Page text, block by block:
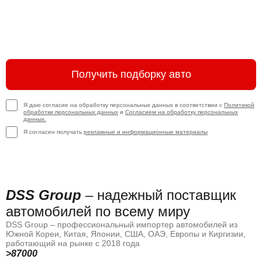
Получить подборку авто
Я даю согласие на обработку персональных данных в соответствии с Политикой
обработки персональных данных и Согласием на обработку персональных
данных.
Я согласен получать рекламные и информационные материалы
DSS Group – надежный поставщик
автомобилей по всему миру
DSS Group – профессиональный импортер автомобилей из
Южной Кореи, Китая, Японии, США, ОАЭ, Европы и Киргизии,
работающий на рынке с 2018 года
>87000